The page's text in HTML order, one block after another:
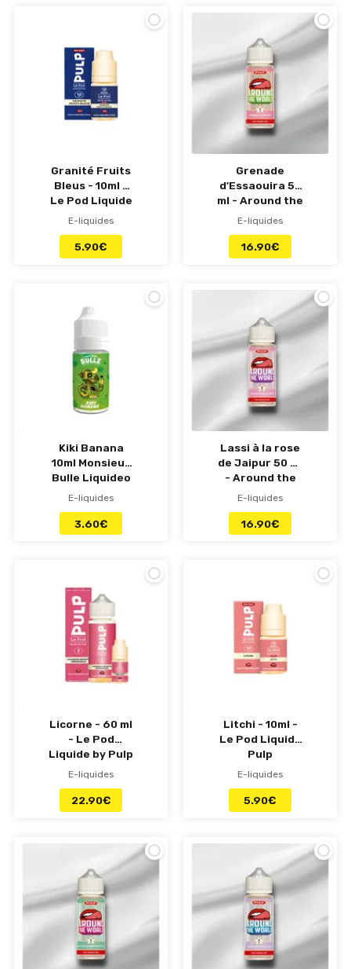
Granité Fruits
Bleus - 10ml -
Le Pod Liquide
Pulp
E-liquides
5.90€
Grenade
d'Essaouira 50
ml - Around the
world - Pulp
E-liquides
16.90€
Kiki Banana
10ml Monsieur
Bulle Liquideo
E-liquides
3.60€
Lassi à la rose
de Jaipur 50 ml
- Around the
world - Pulp
E-liquides
16.90€
Licorne - 60 ml
- Le Pod
Liquide by Pulp
E-liquides
22.90€
Litchi - 10ml -
Le Pod Liquide
Pulp
E-liquides
5.90€